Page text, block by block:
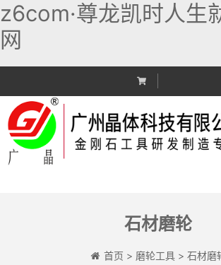
z6com·尊龙凯时人生
网
至
内
容
石材磨轮
首页 > 磨轮工具> 石材磨